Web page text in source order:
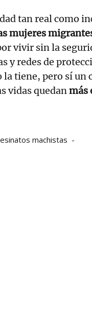
tan real como
mujeres
vivir sin la
y redes de
tiene, pero sí un
vidas quedanmás
machistas